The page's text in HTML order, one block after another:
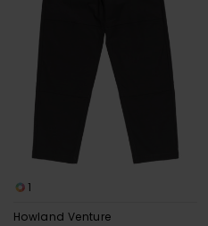
1
Howland Venture